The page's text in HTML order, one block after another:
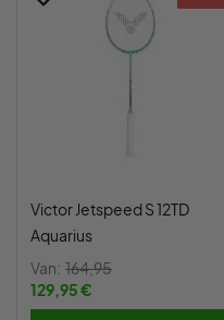
Victor Jetspeed S 12TD
Aquarius
Van: 164,95
129,95 €